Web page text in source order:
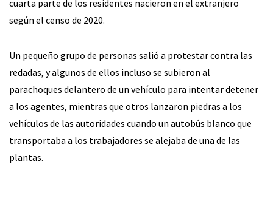
cuarta parte de los residentes nacieron en el extranjero
según el censo de 2020.
Un pequeño grupo de personas salió a protestar contra las
redadas, y algunos de ellos incluso se subieron al
parachoques delantero de un vehículo para intentar detener
a los agentes, mientras que otros lanzaron piedras a los
vehículos de las autoridades cuando un autobús blanco que
transportaba a los trabajadores se alejaba de una de las
plantas.